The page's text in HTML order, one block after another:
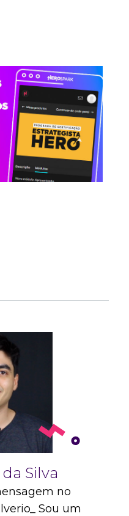
Silva
no
Sou um